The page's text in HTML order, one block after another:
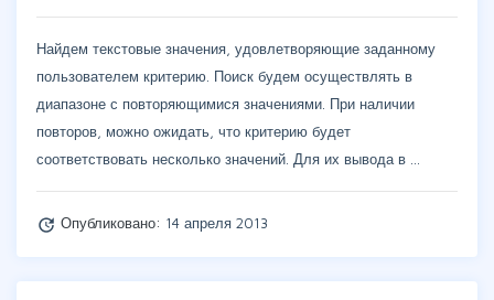
Найдем текстовые значения, удовлетворяющие заданному
пользователем критерию. Поиск будем осуществлять в
диапазоне с повторяющимися значениями. При наличии
повторов, можно ожидать, что критерию будет
соответствовать несколько значений. Для их вывода в …
update Опубликовано: 14 апреля 2013